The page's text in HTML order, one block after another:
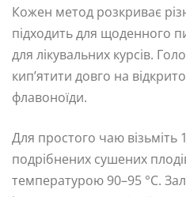
Кожен метод розкриває
підходить для щоденного
для лікувальних курсів.
кип’ятити довго на
флавоноїди.
Для простого чаю візьміть
подрібнених сушених
температурою 90–95 °C.